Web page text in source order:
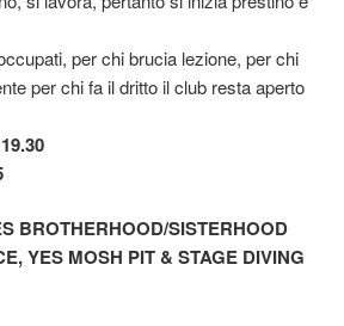
per chi brucia lezione, per chi
per chi fa il dritto il club resta aperto
BROTHERHOOD/SISTERHOOD
YES MOSH PIT & STAGE DIVING